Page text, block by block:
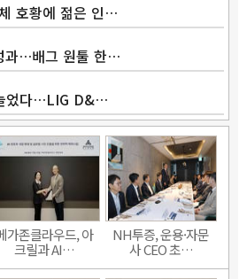
호황에 젊은 인…
과…배그 원툴 한…
었다…LIG D&…
가존클라우드, 아
크릴과 AI…
NH투증, 운용·자문
사 CEO 초…